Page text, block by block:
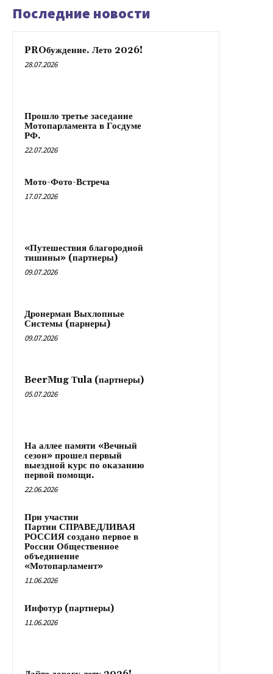
Последние новости
PROбуждение. Лето 2026!
28.07.2026
Прошло третье заседание
Мотопарламента в Госдуме
РФ.
22.07.2026
Мото-Фото-Встреча
17.07.2026
«Путешествия благородной
тишины» (партнеры)
09.07.2026
Дронерман Выхлопные
Системы (парнеры)
09.07.2026
BeerMug Тula (партнеры)
05.07.2026
На аллее памяти «Вечный
сезон» прошел первый
выездной курс по оказанию
первой помощи.
22.06.2026
При участии
Партии СПРАВЕДЛИВАЯ
РОССИЯ создано первое в
России Общественное
объединение
«Мотопарламент»
11.06.2026
Инфотур (партнеры)
11.06.2026